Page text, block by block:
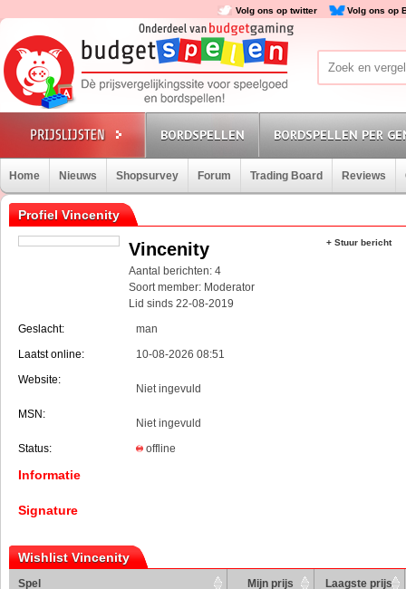
Volg ons op twitter Volg ons op
BORDSPELLEN BORDSPELLEN PER
Home Nieuws Shopsurvey Forum Trading Board Reviews
Profiel Vincenity
Vincenity
Aantal berichten: 4
Soort member: Moderator
Lid sinds 22-08-2019
Geslacht:
man
Laatst online:
10-08-2026 08:51
Website:
Niet ingevuld
MSN:
Niet ingevuld
Status:
offline
Informatie
Signature
+ Stuur bericht
Wishlist Vincenity
Spel Mijn prijs Laagste prijs